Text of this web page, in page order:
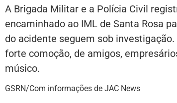
A Brigada Militar e a Polícia Civil
encaminhado ao IML de Santa Rosa
do acidente seguem sob
forte comoção, de amigos,
músico.
GSRN/Com informações de JAC News